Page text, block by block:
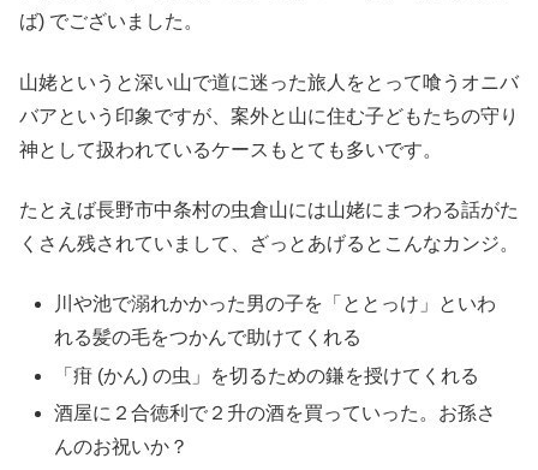
ば) でございました。
山姥というと深い山で道に迷った旅人をとって喰うオニバ
バアという印象ですが、案外と山に住む子どもたちの守り
神として扱われているケースもとても多いです。
たとえば長野市中条村の虫倉山には山姥にまつわる話がた
くさん残されていまして、ざっとあげるとこんなカンジ。
川や池で溺れかかった男の子を「ととっけ」といわ
れる髪の毛をつかんで助けてくれる
「疳 (かん) の虫」を切るための鎌を授けてくれる
酒屋に２合徳利で２升の酒を買っていった。お孫さ
んのお祝いか？